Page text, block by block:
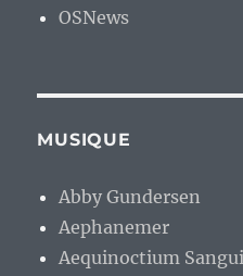
OSNews
MUSIQUE
Abby Gundersen
Aephanemer
Aequinoctium